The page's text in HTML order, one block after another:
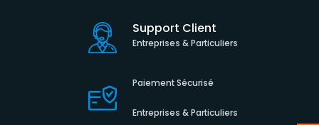
Support Client
Entreprises & Particuliers
Paiement Sécurisé
Entreprises & Particuliers